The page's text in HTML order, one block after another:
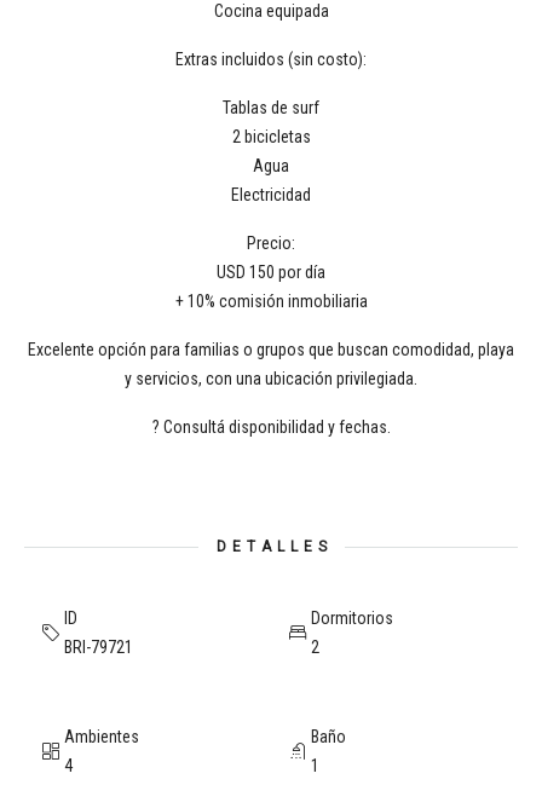
Cocina equipada
Extras incluidos (sin costo):
Tablas de surf
2 bicicletas
Agua
Electricidad
Precio:
USD 150 por día
+ 10% comisión inmobiliaria
Excelente opción para familias o grupos que buscan comodidad, playa
y servicios, con una ubicación privilegiada.
? Consultá disponibilidad y fechas.
DETALLES
ID
BRI-79721
Dormitorios
2
Ambientes
4
Baño
1